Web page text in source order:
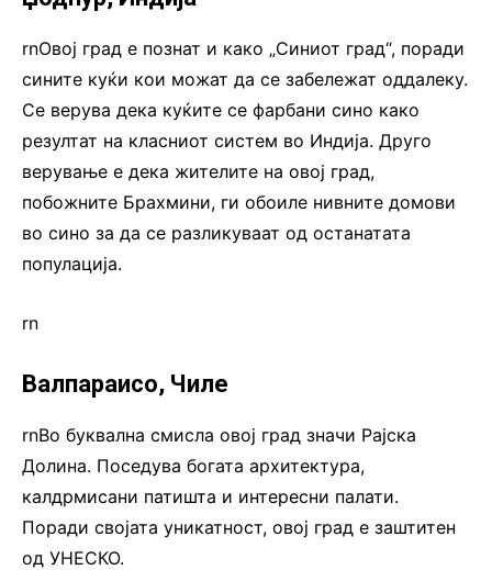
rnОвој град е познат и како „Синиот град“, поради
сините куќи кои можат да се забележат оддалеку.
Се верува дека куќите се фарбани сино како
резултат на класниот систем во Индија. Друго
верување е дека жителите на овој град,
побожните Брахмини, ги обоиле нивните домови
во сино за да се разликуваат од останатата
популација.
rn
Валпараисо, Чиле
rnВо буквална смисла овој град значи Рајска
Долина. Поседува богата архитектура,
калдрмисани патишта и интересни палати.
Поради својата уникатност, овој град е заштитен
од УНЕСКО.